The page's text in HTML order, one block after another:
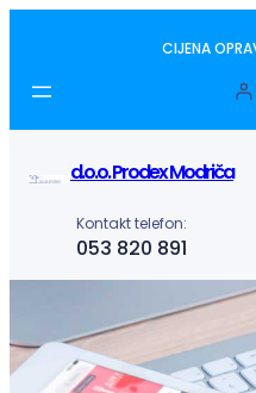
sadržaj
CIJENA
d.o.o. Prodex Modriča
Kontakt telefon:
053 820 891